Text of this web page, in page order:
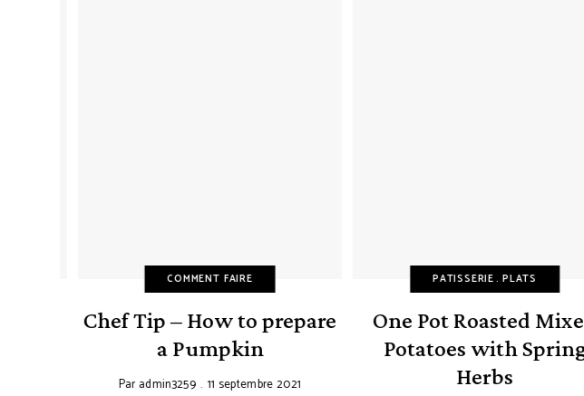
COMMENT FAIRE
Chef Tip – How to prepare
a Pumpkin
Paradmin3259 11 septembre 2021
PATISSERIE PLATS
One Pot Roasted Mixed
Potatoes with Spring
Herbs